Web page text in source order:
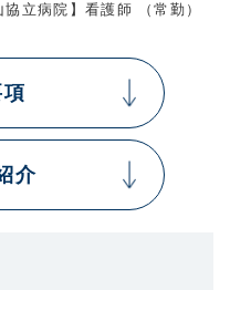
協立病院】看護師 （常勤）
介